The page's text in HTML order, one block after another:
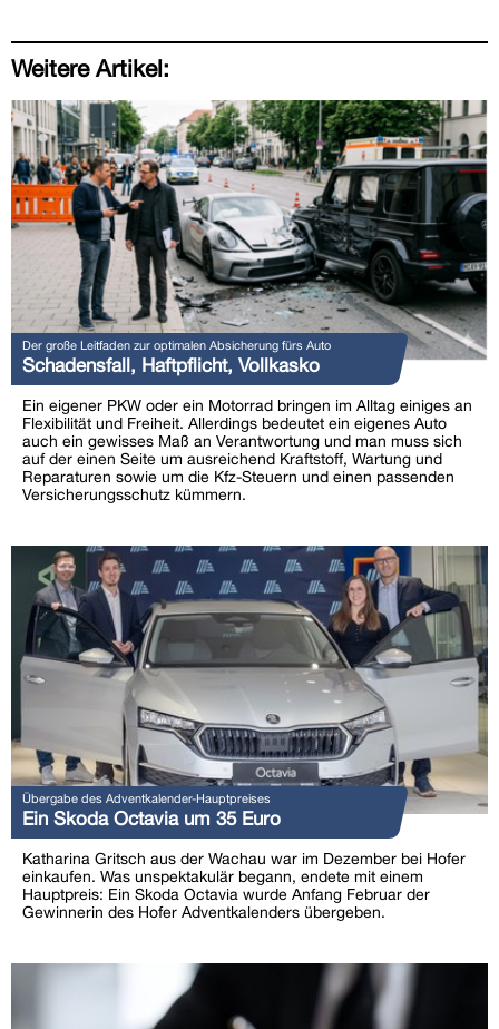
Weitere Artikel:
Der große Leitfaden zur optimalen Absicherung fürs Auto
Schadensfall, Haftpflicht, Vollkasko
Ein eigener PKW oder ein Motorrad bringen im Alltag einiges an
Flexibilität und Freiheit. Allerdings bedeutet ein eigenes Auto
auch ein gewisses Maß an Verantwortung und man muss sich
auf der einen Seite um ausreichend Kraftstoff, Wartung und
Reparaturen sowie um die Kfz-Steuern und einen passenden
Versicherungsschutz kümmern.
Übergabe des Adventkalender-Hauptpreises
Ein Skoda Octavia um 35 Euro
Katharina Gritsch aus der Wachau war im Dezember bei Hofer
einkaufen. Was unspektakulär begann, endete mit einem
Hauptpreis: Ein Skoda Octavia wurde Anfang Februar der
Gewinnerin des Hofer Adventkalenders übergeben.